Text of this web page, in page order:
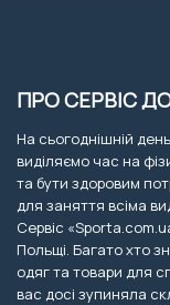
ПРО СЕРВІС
На сьогоднішній
виділяємо час на
та бути здоровим
для заняття всіма
Сервіс
Польщі. Багато хто
одяг та товари для
вас досі зупиняла